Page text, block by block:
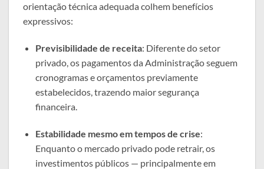
orientação técnica adequada colhem benefícios
expressivos:
Previsibilidade de receita: Diferente do setor
privado, os pagamentos da Administração seguem
cronogramas e orçamentos previamente
estabelecidos, trazendo maior segurança
financeira.
Estabilidade mesmo em tempos de crise:
Enquanto o mercado privado pode retrair, os
investimentos públicos — principalmente em